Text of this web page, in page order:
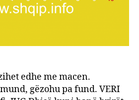
edhe me macen.
gëzohu pa fund. VERI